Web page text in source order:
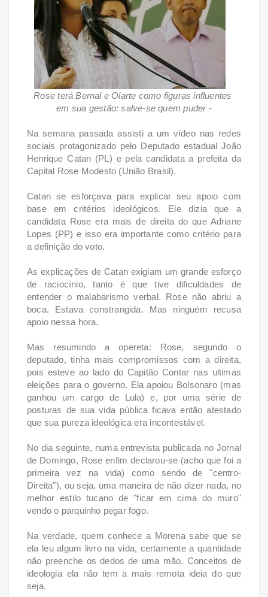
Rose terá Bernal e Olarte como figuras influentes
em sua gestão: salve-se quem puder -
Na semana passada assisti a um vídeo nas redes
sociais protagonizado pelo Deputado estadual João
Henrique Catan (PL) e pela candidata a prefeita da
Capital Rose Modesto (União Brasil).
Catan se esforçava para explicar seu apoio com
base em critérios ideológicos. Ele dizia que a
candidata Rose era mais de direita do que Adriane
Lopes (PP) e isso era importante como critério para
a definição do voto.
As explicações de Catan exigiam um grande esforço
de raciocínio, tanto é que tive dificuldades de
entender o malabarismo verbal. Rose não abriu a
boca. Estava constrangida. Mas ninguém recusa
apoio nessa hora.
Mas resumindo a opereta: Rose, segundo o
deputado, tinha mais compromissos com a direita,
pois esteve ao lado do Capitão Contar nas ultimas
eleições para o governo. Ela apoiou Bolsonaro (mas
ganhou um cargo de Lula) e, por uma série de
posturas de sua vida pública ficava então atestado
que sua pureza ideológica era incontestável.
No dia seguinte, numa entrevista publicada no Jornal
de Domingo, Rose enfim declarou-se (acho que foi a
primeira vez na vida) como sendo de "centro-
Direita"), ou seja, uma maneira de não dizer nada, no
melhor estilo tucano de "ficar em cima do muro"
vendo o parquinho pegar fogo.
Na verdade, quem conhece a Morena sabe que se
ela leu algum livro na vida, certamente a quantidade
não preenche os dedos de uma mão. Conceitos de
ideologia ela não tem a mais remota ideia do que
seja.